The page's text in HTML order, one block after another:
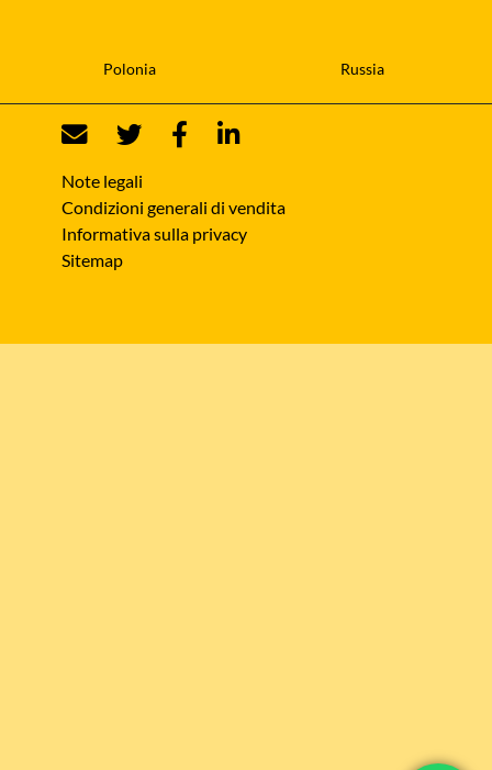
Polonia Russia
Note legali
Condizioni generali di vendita
Informativa sulla privacy
Sitemap